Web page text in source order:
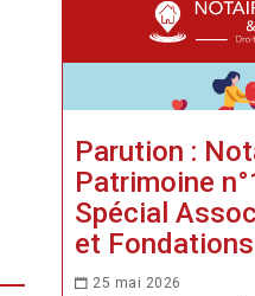
Parution :
Patrimoine
Spécial
et Fondations
25 mai 2026